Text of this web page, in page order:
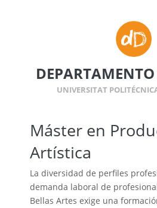
UNIVERSITAT
Máster en
Artística
La diversidad de perfiles
demanda laboral de
Bellas Artes exige una